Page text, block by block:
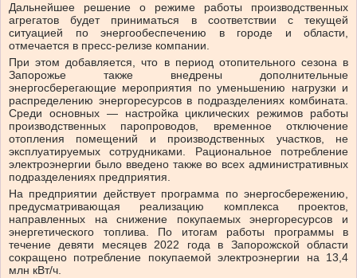
Дальнейшее решение о режиме работы производственных
агрегатов будет приниматься в соответствии с текущей
ситуацией по энергообеспечению в городе и области,
отмечается в пресс-релизе компании.
При этом добавляется, что в период отопительного сезона в
Запорожье также внедрены дополнительные
энергосберегающие мероприятия по уменьшению нагрузки и
распределению энергоресурсов в подразделениях комбината.
Среди основных — настройка циклических режимов работы
производственных паропроводов, временное отключение
отопления помещений и производственных участков, не
эксплуатируемых сотрудниками. Рациональное потребление
электроэнергии было введено также во всех административных
подразделениях предприятия.
На предприятии действует программа по энергосбережению,
предусматривающая реализацию комплекса проектов,
направленных на снижение покупаемых энергоресурсов и
энергетического топлива. По итогам работы программы в
течение девяти месяцев 2022 года в Запорожской области
сокращено потребление покупаемой электроэнергии на 13,4
млн кВт/ч.